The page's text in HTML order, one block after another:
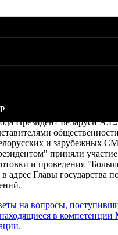
Новости Большой
разговор:
Президент Беларуси
и зарубежных
приняли
и проведения
адрес Главы государства
на вопросы,
в компетенции